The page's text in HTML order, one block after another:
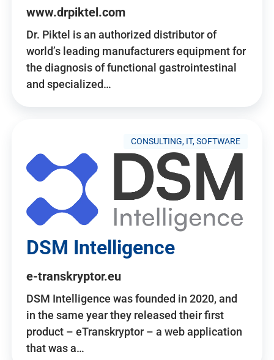
www.drpiktel.com
Dr. Piktel is an authorized distributor of
world’s leading manufacturers equipment for
the diagnosis of functional gastrointestinal
and specialized…
CONSULTING, IT, SOFTWARE
DSM Intelligence
e-transkryptor.eu
DSM Intelligence was founded in 2020, and
in the same year they released their first
product – eTranskryptor – a web application
that was a…